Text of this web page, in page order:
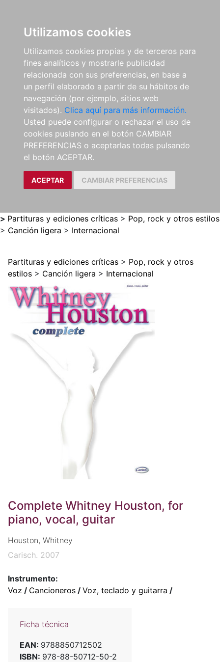
Utilizamos cookies
Utilizamos cookies propias y de terceros para
fines analíticos y mostrarle publicidad
relacionada con sus preferencias, en base a
un perfil elaborado a partir de su hábitos de
navegación (por ejemplo, sitios web
visitados). Clica aquí para más información.
Usted puede configurar o rechazar el uso de
cookies puslando en el botón CAMBIAR
PREFERENCIAS o aceptarlas todas pulsando
el botón ACEPTAR.
ACEPTAR CAMBIAR PREFERENCIAS
> Partituras y ediciones críticas > Pop, rock y otros estilos
> Canción ligera > Internacional
Partituras y ediciones críticas > Pop, rock y otros
estilos > Canción ligera > Internacional
Complete Whitney Houston, for
piano, vocal, guitar
Houston, Whitney
Carisch. 2007
Instrumento:
Voz / Cancioneros / Voz, teclado y guitarra /
Ficha técnica
EAN: 9788850712502
ISBN: 978-88-50712-50-2